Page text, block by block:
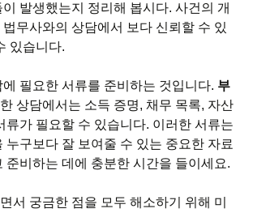
발생했는지 정리해 봅시다. 사건의 개
무사와의 상담에서 보다 신뢰할 수 있
있습니다.
필요한 서류를 준비하는 것입니다. 부
상담에서는 소득 증명, 채무 목록, 자산
류가 필요할 수 있습니다. 이러한 서류는
누구보다 잘 보여줄 수 있는 중요한 자료
준비하는 데에 충분한 시간을 들이세요.
서 궁금한 점을 모두 해소하기 위해 미